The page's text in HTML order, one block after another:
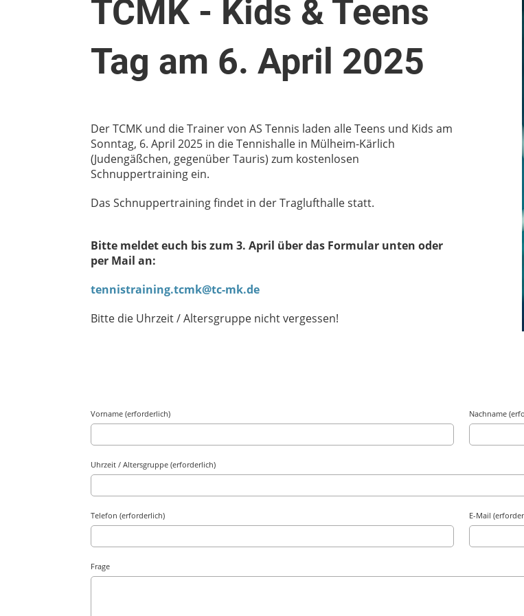
TCMK - Kids & Teens
Tag am 6. April 2025
Der TCMK und die Trainer von AS Tennis laden alle Teens und Kids am
Sonntag, 6. April 2025 in die Tennishalle in Mülheim-Kärlich
(Judengäßchen, gegenüber Tauris) zum kostenlosen
Schnuppertraining ein.
Das Schnuppertraining findet in der Traglufthalle statt.
Bitte meldet euch bis zum 3. April über das Formular unten oder
per Mail an:
tennistraining.tcmk@tc-mk.de
Bitte die Uhrzeit / Altersgruppe nicht vergessen!
Vorname (erforderlich) Nachname
Uhrzeit / Altersgruppe (erforderlich)
Telefon (erforderlich) E-Mail
Frage